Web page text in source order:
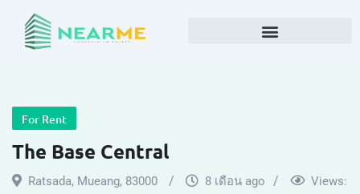
For Rent
The Base Central
Ratsada, Mueang, 83000 8 เดือน ago
Views: